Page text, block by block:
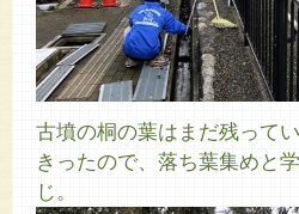
古墳の桐の葉はまだ残って
きったので、落ち葉集めと
じ。